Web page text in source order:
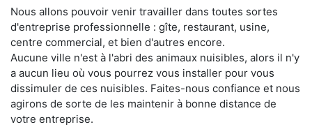
Nous allons pouvoir venir travailler dans toutes sortes
d'entreprise professionnelle : gîte, restaurant, usine,
centre commercial, et bien d'autres encore.
Aucune ville n'est à l'abri des animaux nuisibles, alors il n'y
a aucun lieu où vous pourrez vous installer pour vous
dissimuler de ces nuisibles. Faites-nous confiance et nous
agirons de sorte de les maintenir à bonne distance de
votre entreprise.